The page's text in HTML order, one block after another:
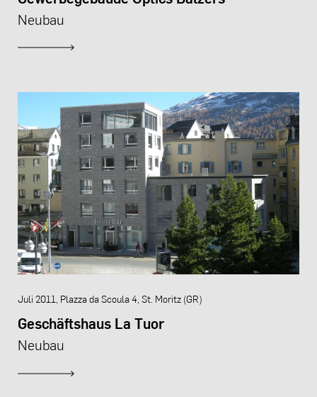
Neubau
Juli 2011, Plazza da Scoula 4, St. Moritz (GR)
Geschäftshaus La Tuor
Neubau